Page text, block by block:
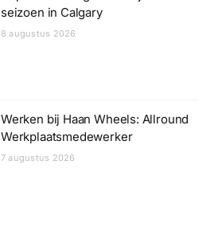
seizoen in Calgary
8 augustus 2026
Werken bij Haan Wheels: Allround
Werkplaatsmedewerker
7 augustus 2026